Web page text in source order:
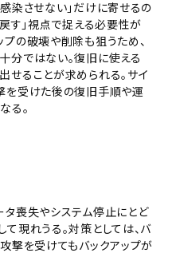
染させない」だけに寄せるの
戻す」視点で捉える必要性が
の破壊や削除も狙うため、
分ではない。復旧に使える
せることが求められる。サイ
を受けた後の復旧手順や運
る。
タ喪失やシステム停止にとど
現れうる。対策としては、バ
撃を受けてもバックアップが